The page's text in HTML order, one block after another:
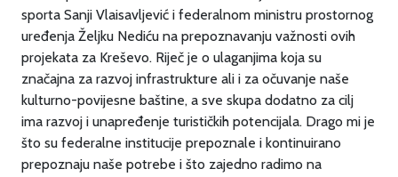
sporta Sanji Vlaisavljević i federalnom ministru prostornog
uređenja Željku Nediću na prepoznavanju važnosti ovih
projekata za Kreševo. Riječ je o ulaganjima koja su
značajna za razvoj infrastrukture ali i za očuvanje naše
kulturno-povijesne baštine, a sve skupa dodatno za cilj
ima razvoj i unapređenje turističkih potencijala. Drago mi je
što su federalne institucije prepoznale i kontinuirano
prepoznaju naše potrebe i što zajedno radimo na